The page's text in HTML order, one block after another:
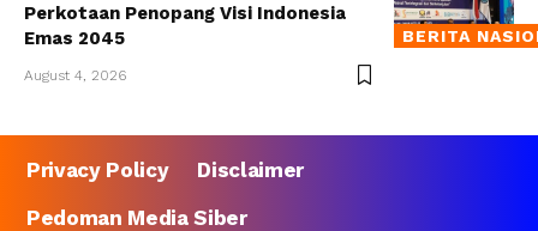
BERITA
Perkotaan Penopang Visi Indonesia
Emas 2045
August 4, 2026
Privacy Policy
Disclaimer
Pedoman Media Siber